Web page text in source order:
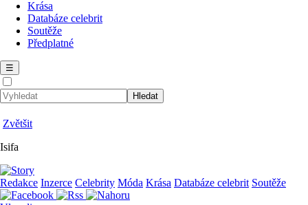
Krása
Databáze celebrit
Soutěže
Předplatné
☰
Zvětšit
Isifa
Redakce Inzerce Celebrity Móda Krása Databáze celebrit Soutěže